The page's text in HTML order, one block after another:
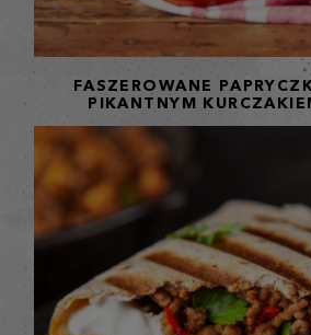
FASZEROWANE
PIKANTNYM